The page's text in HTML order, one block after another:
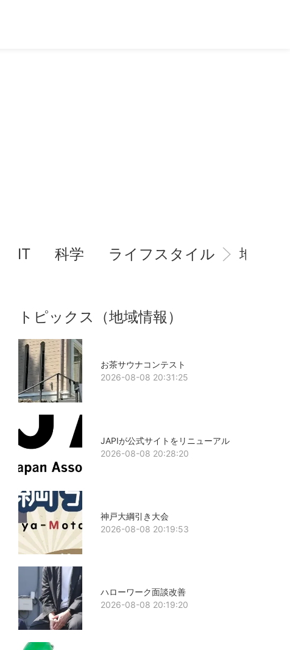
IT 科学 ライフスタイル 地域情
トピックス（地域情報）
お茶サウナコンテスト
2026-08-08 20:31:25
JAPIが公式サイトをリニューアル
2026-08-08 20:28:20
神戸大綱引き大会
2026-08-08 20:19:53
ハローワーク面談改善
2026-08-08 20:19:20